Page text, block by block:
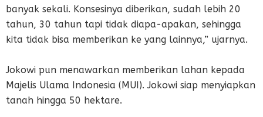
banyak sekali. Konsesinya diberikan, sudah lebih 20
tahun, 30 tahun tapi tidak diapa-apakan, sehingga
kita tidak bisa memberikan ke yang lainnya,” ujarnya.
Jokowi pun menawarkan memberikan lahan kepada
Majelis Ulama Indonesia (MUI). Jokowi siap menyiapkan
tanah hingga 50 hektare.